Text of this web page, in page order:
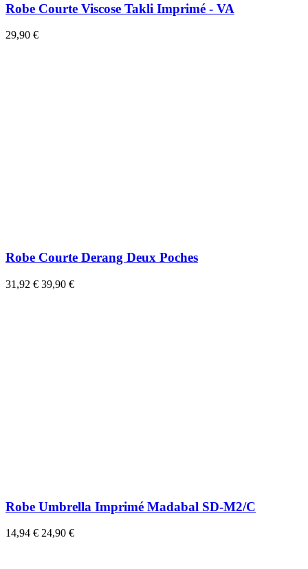
Robe Courte Viscose Takli Imprimé - VA
29,90 €
Robe Courte Derang Deux Poches
31,92 € 39,90 €
Robe Umbrella Imprimé Madabal SD-M2/C
14,94 € 24,90 €